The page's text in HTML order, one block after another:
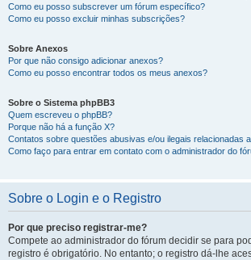
Como eu posso subscrever um fórum específico?
Como eu posso excluir minhas subscrições?
Sobre Anexos
Por que não consigo adicionar anexos?
Como eu posso encontrar todos os meus anexos?
Sobre o Sistema phpBB3
Quem escreveu o phpBB?
Porque não há a função X?
Contatos sobre questões abusivas e/ou ilegais relacionadas
Como faço para entrar em contato com o administrador do
Sobre o Login e o Registro
Por que preciso registrar-me?
Compete ao administrador do fórum decidir se para
registro é obrigatório. No entanto; o registro dá-lhe